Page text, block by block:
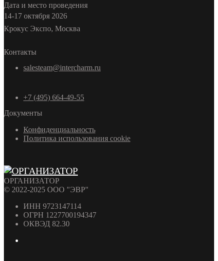
Дата и место проведения
14-17 октября 2026
Крокус Экспо, Москва
Контакты
salesteam@intercharm.ru
+7 (495) 664-49-55
Документы
Конфиденциальность
Политика использования cookie
ОРГАНИЗАТОР
© 2022-2025 ООО "ЭВР"
ИНН 9723147114
ОГРН 1227700194347
ОКВЭД 82.30